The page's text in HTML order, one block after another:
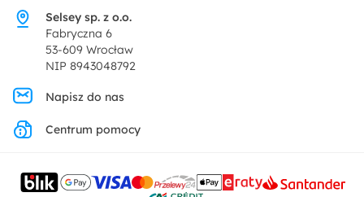
Promocje
Regulamin
Polityka prywatności
Ustawienia prywatności
Kontakt
Selsey sp. z o.o.
Fabryczna 6
53-609 Wrocław
NIP 8943048792
Napisz do nas
Centrum pomocy